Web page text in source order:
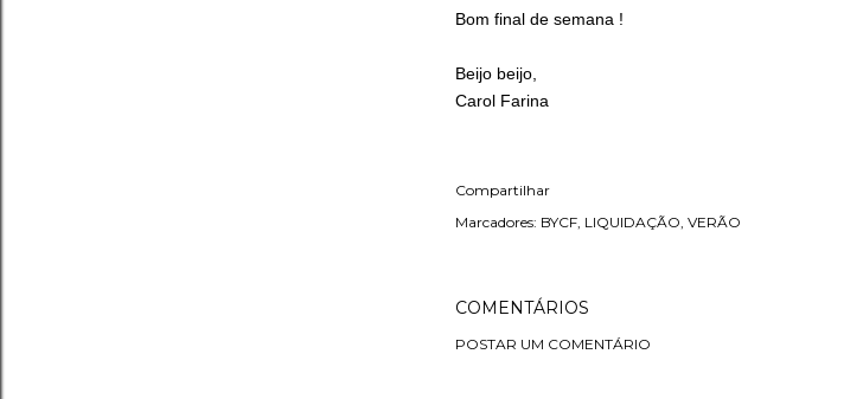
Bom final de semana !
Beijo beijo,
Carol Farina
Compartilhar
Marcadores: BYCF LIQUIDAÇÃO VERÃO
COMENTÁRIOS
POSTAR UM COMENTÁRIO